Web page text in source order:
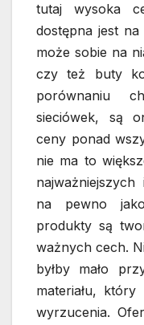
tutaj wysoka
dostępna jest
może sobie na
czy też buty
porównaniu
sieciówek, są
ceny ponad
nie ma to
na pewno
produkty są
ważnych cech.
byłby mało
materiału,
wyrzucenia.